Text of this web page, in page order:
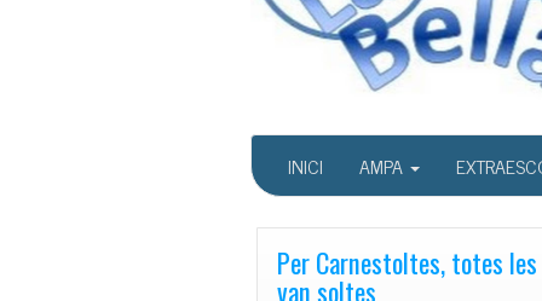
INICI AMPA
Per Carnestoltes, totes
van soltes